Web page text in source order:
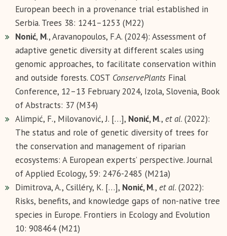
European beech in a provenance trial established in
Serbia. Trees 38: 1241–1253 (M22)
Nonić, M., Aravanopoulos, F.A. (2024): Assessment of
adaptive genetic diversity at different scales using
genomic approaches, to facilitate conservation within
and outside forests. COST ConservePlants Final
Conference, 12–13 February 2024, Izola, Slovenia, Book
of Abstracts: 37 (M34)
Alimpić, F., Milovanović, J. […], Nonić, M., et al. (2022):
The status and role of genetic diversity of trees for
the conservation and management of riparian
ecosystems: A European experts’ perspective. Journal
of Applied Ecology, 59: 2476-2485 (M21a)
Dimitrova, A., Csilléry, K. […], Nonić, M., et al. (2022):
Risks, benefits, and knowledge gaps of non-native tree
species in Europe. Frontiers in Ecology and Evolution
10: 908464 (M21)